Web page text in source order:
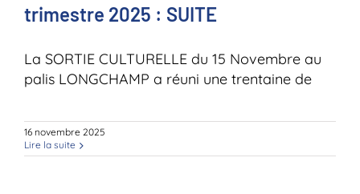
trimestre 2025 : SUITE
La SORTIE CULTURELLE du 15 Novembre au
palis LONGCHAMP a réuni une trentaine de
16 novembre 2025
Lire la suite